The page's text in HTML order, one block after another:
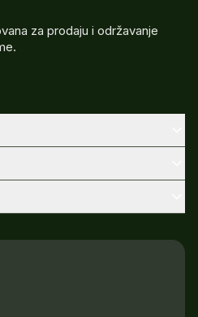
za prodaju i održavanje